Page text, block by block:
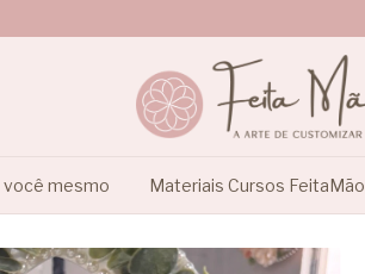
você mesmo Materiais Cursos FeitaMão